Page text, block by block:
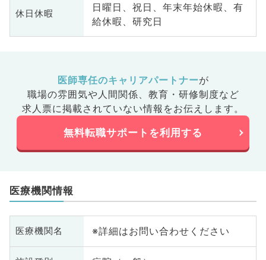
休日休暇
日曜日、祝日、年末年始休暇、有
給休暇、研究日
医師専任のキャリアパートナーが
職場の雰囲気や人間関係、 教育・研修制度など
求人票に掲載されていない情報をお伝えします。
無料転職サポートを利用する
医療機関情報
医療機関名 ※詳細はお問い合わせください